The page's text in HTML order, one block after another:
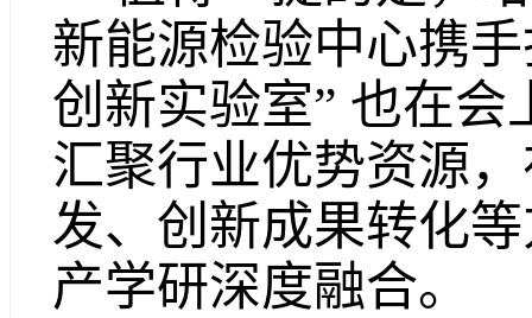
新能源检验中心携
创新实验室” 也在
汇聚行业优势资源
发、创新成果转化
产学研深度融合。